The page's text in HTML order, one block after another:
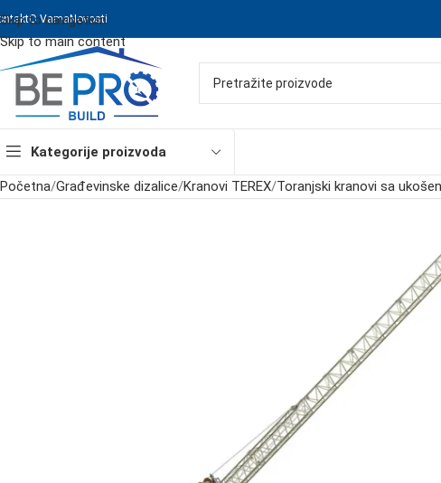
Skip to navigation
Skip to main content
O VamaNovosti
Kategorije proizvoda
Početna/Građevinske dizalice/Kranovi TEREX/Toranjski kranovi sa